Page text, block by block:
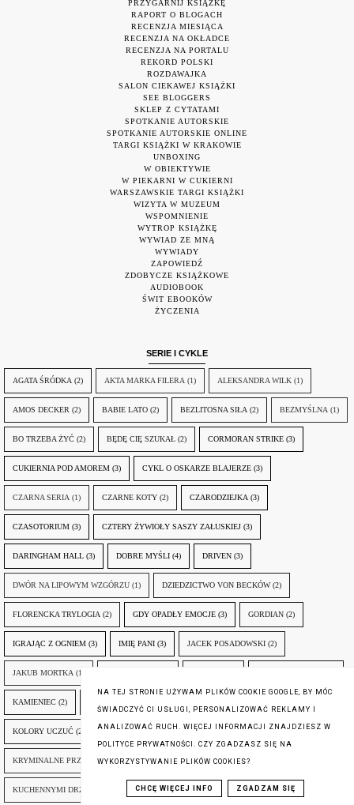
PRZYGARNIJ KSIĄŻKĘ
RAPORT O BLOGACH
RECENZJA MIESIĄCA
RECENZJA NA OKŁADCE
RECENZJA NA PORTALU
REKORD POLSKI
ROZDAWAJKA
SALON CIEKAWEJ KSIĄŻKI
SEE BLOGGERS
SKLEP Z CYTATAMI
SPOTKANIE AUTORSKIE
SPOTKANIE AUTORSKIE ONLINE
TARGI KSIĄŻKI W KRAKOWIE
UNBOXING
W OBIEKTYWIE
W PIEKARNI W CUKIERNI
WARSZAWSKIE TARGI KSIĄŻKI
WIZYTA W MUZEUM
WSPOMNIENIE
WYTROP KSIĄŻKĘ
WYWIAD ZE MNĄ
WYWIADY
ZAPOWIEDŹ
ZDOBYCZE KSIĄŻKOWE
AUDIOBOOK
ŚWIT EBOOKÓW
ŻYCZENIA
SERIE I CYKLE
AGATA ŚRÓDKA (2) AKTA MARKA FILERA (1) ALEKSANDRA WILK (1)
AMOS DECKER (2) BABIE LATO (2) BEZLITOSNA SIŁA (2) BEZMYŚLNA (1)
BO TRZEBA ŻYĆ (2) BĘDĘ CIĘ SZUKAŁ (2) CORMORAN STRIKE (3)
CUKIERNIA POD AMOREM (3) CYKL O OSKARZE BLAJERZE (3)
CZARNA SERIA (1) CZARNE KOTY (2) CZARODZIEJKA (3)
CZASOTORIUM (3) CZTERY ŻYWIOŁY SASZY ZAŁUSKIEJ (3)
DARINGHAM HALL (3) DOBRE MYŚLI (4) DRIVEN (3)
DWÓR NA LIPOWYM WZGÓRZU (1) DZIEDZICTWO VON BECKÓW (2)
FLORENCKA TRYLOGIA (2) GDY OPADŁY EMOCJE (3) GORDIAN (2)
IGRAJĄC Z OGNIEM (3) IMIĘ PANI (3) JACEK POSADOWSKI (2)
JAKUB MORTKA (1)
KAMIENIEC (2)
KOLORY UCZUĆ (2) KONKURS NA ŻONĘ (2) KRONIKI SOSNOWIECKIE (2)
KRYMINALNE PRZYPADKI DAISY D. (1) KUBA SOBAŃSKI (9)
KUCHENNYMI DRZWIAMI LABORATORIUM MIŁOŚCI (1)
NA TEJ STRONIE UŻYWAM PLIKÓW COOKIE GOOGLE, BY MÓC
ŚWIADCZYĆ CI USŁUGI, PERSONALIZOWAĆ REKLAMY I
ANALIZOWAĆ RUCH. WIĘCEJ INFORMACJI ZNAJDZIESZ W
POLITYCE PRYWATNOŚCI. CZY ZGADZASZ SIĘ NA
WYKORZYSTYWANIE PLIKÓW COOKIES?
CHCĘ WIĘCEJ INFO ZGADZAM SIĘ